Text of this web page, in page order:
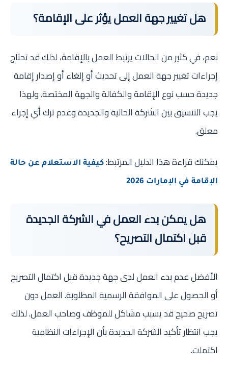
هل تغيير جهة العمل يؤثر على الإقامة؟
نعم، في كثير من الحالات يرتبط العمل بالإقامة، لذلك قد تحتاج
إجراءات تغيير جهة العمل إلى تحديث أو إلغاء أو إصدار إقامة
جديدة حسب نوع الإقامة والكفالة والجهة المختصة. ولهذا
يجب التنسيق بين الشركة الحالية والجديدة وعدم ترك أي إجراء
معلق.
يمكنك قراءة هذا الدليل المرتبط: كيفية الاستعلام عن حالة
الإقامة في الإمارات 2026
هل يمكن بدء العمل في الشركة الجديدة
قبل اكتمال التصريح؟
الأفضل عدم بدء العمل لدى جهة جديدة قبل اكتمال التصريح
أو الحصول على الموافقة الرسمية المطلوبة. العمل دون
تصريح صحيح قد يسبب مشاكل للموظف وصاحب العمل. لذلك
يجب انتظار تأكيد الشركة الجديدة بأن الإجراءات النظامية
اكتملت.